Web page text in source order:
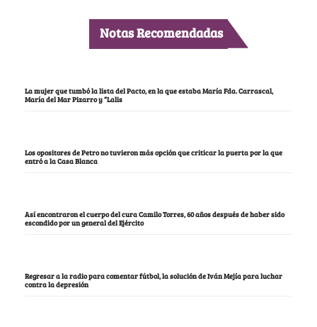
Notas Recomendadas
La mujer que tumbó la lista del Pacto, en la que estaba María Fda. Carrascal,
María del Mar Pizarro y “Lalis
Los opositores de Petro no tuvieron más opción que criticar la puerta por la que
entró a la Casa Blanca
Así encontraron el cuerpo del cura Camilo Torres, 60 años después de haber sido
escondido por un general del Ejército
Regresar a la radio para comentar fútbol, la solución de Iván Mejía para luchar
contra la depresión